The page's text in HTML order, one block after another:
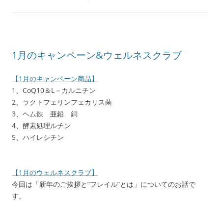
1月のキャンペーン&ウェルネスクラブ
【1月のキャンペーン商品】
1、CoQ10＆L－カルニチン
2、ラクトフェリンフェカリス菌
3、ヘム鉄 亜鉛 銅
4、酵素処理ルチン
5、ハイレシチン
【1月のウェルネスクラブ】
今回は「新年のご挨拶と”フレイル”とは」についてのお話で
す。